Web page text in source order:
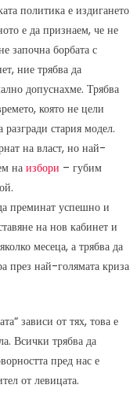
политика е издигането
е да признаем, че не
започна борбата с
ние трябва да
допуснахме. Трябва
която не цели
стария модел.
на власт, но най-
на избори – губим
преминат успешно и
на нов кабинет и
месеца, а трябва да
през най-голямата криза
зависи от тях, това е
Всички трябва да
пред нас е
от левицата.